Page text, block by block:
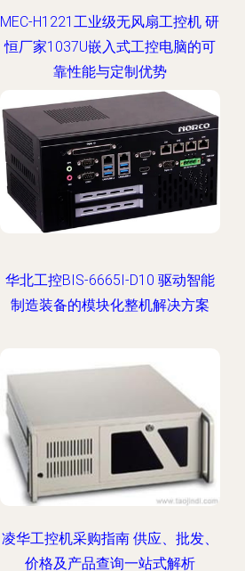
MEC-H1221工业级无风扇工控机 研
恒厂家1037U嵌入式工控电脑的可
靠性能与定制优势
华北工控BIS-6665I-D10 驱动智能
制造装备的模块化整机解决方案
凌华工控机采购指南 供应、批发、
价格及产品查询一站式解析